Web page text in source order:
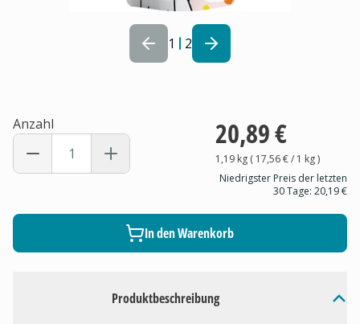
1 2
Produktbeschreibung
Anzahl 20,89 €
1,19 kg( 17,56 €/ 1 kg)
Niedrigster Preis der letzten
30 Tage: 20,19 €
In den Warenkorb